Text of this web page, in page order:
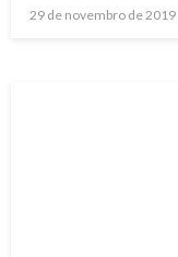
Posted
29 de novembro de 2019